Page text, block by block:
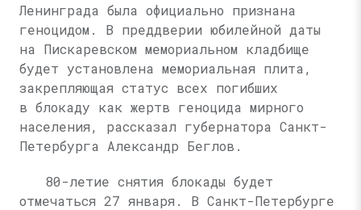
Ленинграда была официально признана
геноцидом. В преддверии юбилейной даты
на Пискаревском мемориальном кладбище
будет установлена мемориальная плита,
закрепляющая статус всех погибших
в блокаду как жертв геноцида мирного
населения, рассказал губернатора Санкт-
Петербурга Александр Беглов.
80-летие снятия блокады будет
отмечаться 27 января. В Санкт-Петербурге